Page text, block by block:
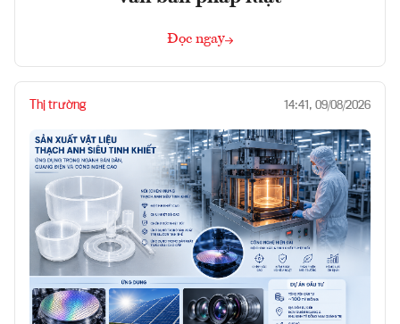
Đọc ngay
Thị trường 14:41, 09/08/2026